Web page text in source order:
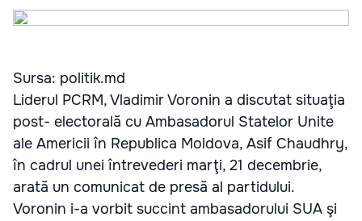
Sursa: politik.md
Liderul PCRM, Vladimir Voronin a discutat situaţia
post- electorală cu Ambasadorul Statelor Unite
ale Americii în Republica Moldova, Asif Chaudhry,
în cadrul unei întrevederi marţi, 21 decembrie,
arată un comunicat de presă al partidului.
Voronin i-a vorbit succint ambasadorului SUA şi